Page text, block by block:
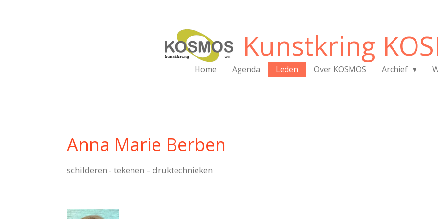
Kunstkring
Home Agenda Leden Over KOSMOS Archief
Anna Marie Berben
schilderen - tekenen – druktechnieken